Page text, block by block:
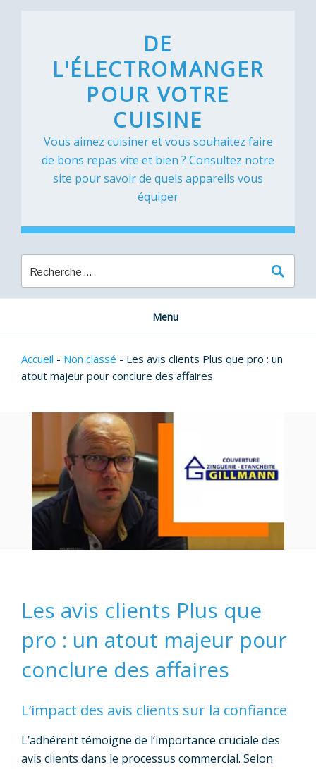
DE
L'ÉLECTROMANGER
POUR VOTRE
CUISINE
Vous aimez cuisiner et vous souhaitez faire
de bons repas vite et bien ? Consultez notre
site pour savoir de quels appareils vous
équiper
Menu
Accueil - Non classé - Les avis clients Plus que pro : un
atout majeur pour conclure des affaires
Les avis clients Plus que
pro : un atout majeur pour
conclure des affaires
L’impact des avis clients sur la confiance
L’adhérent témoigne de l’importance cruciale des
avis clients dans le processus commercial. Selon